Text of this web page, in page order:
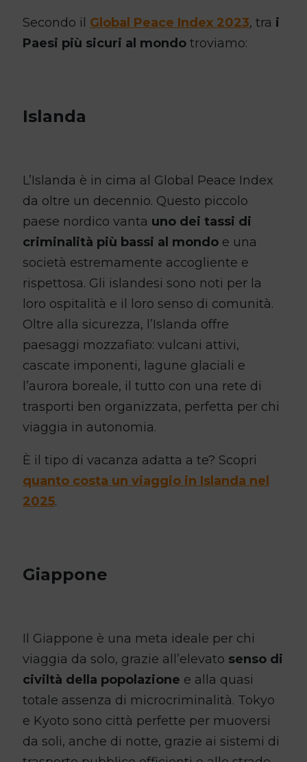
Secondo il Global Peace Index 2023, tra i
Paesi più sicuri al mondo troviamo:
Islanda
L’Islanda è in cima al Global Peace Index
da oltre un decennio. Questo piccolo
paese nordico vanta uno dei tassi di
criminalità più bassi al mondo e una
società estremamente accogliente e
rispettosa. Gli islandesi sono noti per la
loro ospitalità e il loro senso di comunità.
Oltre alla sicurezza, l’Islanda offre
paesaggi mozzafiato: vulcani attivi,
cascate imponenti, lagune glaciali e
l’aurora boreale, il tutto con una rete di
trasporti ben organizzata, perfetta per chi
viaggia in autonomia.
È il tipo di vacanza adatta a te? Scopri
quanto costa un viaggio in Islanda nel
2025.
Giappone
Il Giappone è una meta ideale per chi
viaggia da solo, grazie all’elevato senso di
civiltà della popolazione e alla quasi
totale assenza di microcriminalità. Tokyo
e Kyoto sono città perfette per muoversi
da soli, anche di notte, grazie ai sistemi di